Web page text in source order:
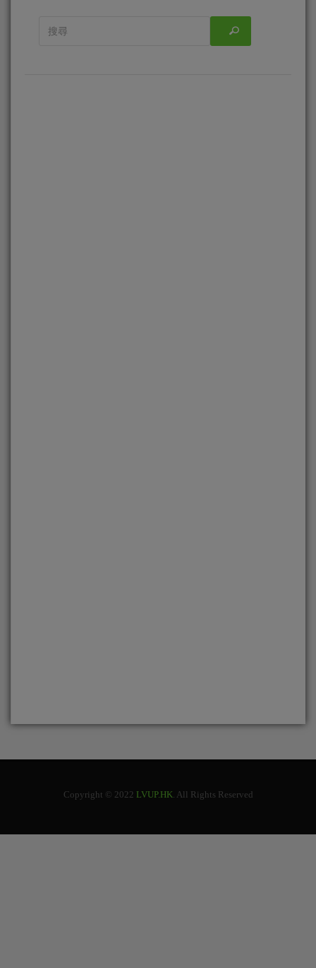
Copyright © 2022 LVUP.HK . All Rights Reserved